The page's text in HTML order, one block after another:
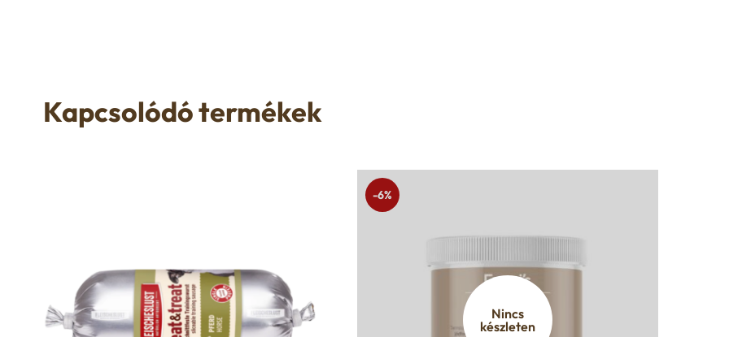
Kapcsolódó termékek
Nincs
készleten
-6%